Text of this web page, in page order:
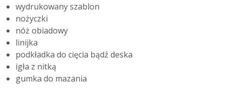
wydrukowany szablon
nożyczki
nóż obiadowy
linijka
podkładka do cięcia bądź deska
igła z nitką
gumka do mazania